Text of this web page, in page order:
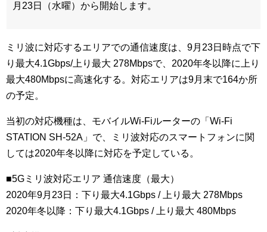
月23日（水曜）から開始します。
ミリ波に対応するエリアでの通信速度は、9月23日時点で下
り最大4.1Gbps/上り最大 278Mbpsで、2020年冬以降に上り
最大480Mbpsに高速化する。対応エリアは9月末で164か所
の予定。
当初の対応機種は、モバイルWi-Fiルーターの「Wi-Fi
STATION SH-52A」で、ミリ波対応のスマートフォンに関
しては2020年冬以降に対応を予定している。
■5Gミリ波対応エリア 通信速度（最大）
2020年9月23日：下り最大4.1Gbps / 上り最大 278Mbps
2020年冬以降：下り最大4.1Gbps / 上り最大 480Mbps